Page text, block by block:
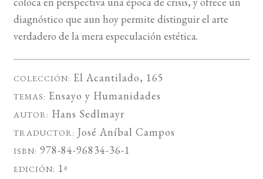
diagnóstico que aun hoy permite distinguir el arte
verdadero de la mera especulación estética.
COLECCIÓN: El Acantilado, 165
TEMAS: Ensayo y Humanidades
AUTOR: Hans Sedlmayr
TRADUCTOR: José Aníbal Campos
ISBN: 978-84-96834-36-1
EDICIÓN: 1ª